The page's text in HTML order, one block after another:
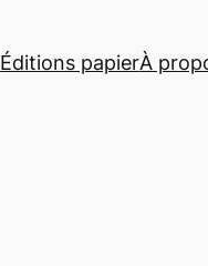
Éditions papierÀ